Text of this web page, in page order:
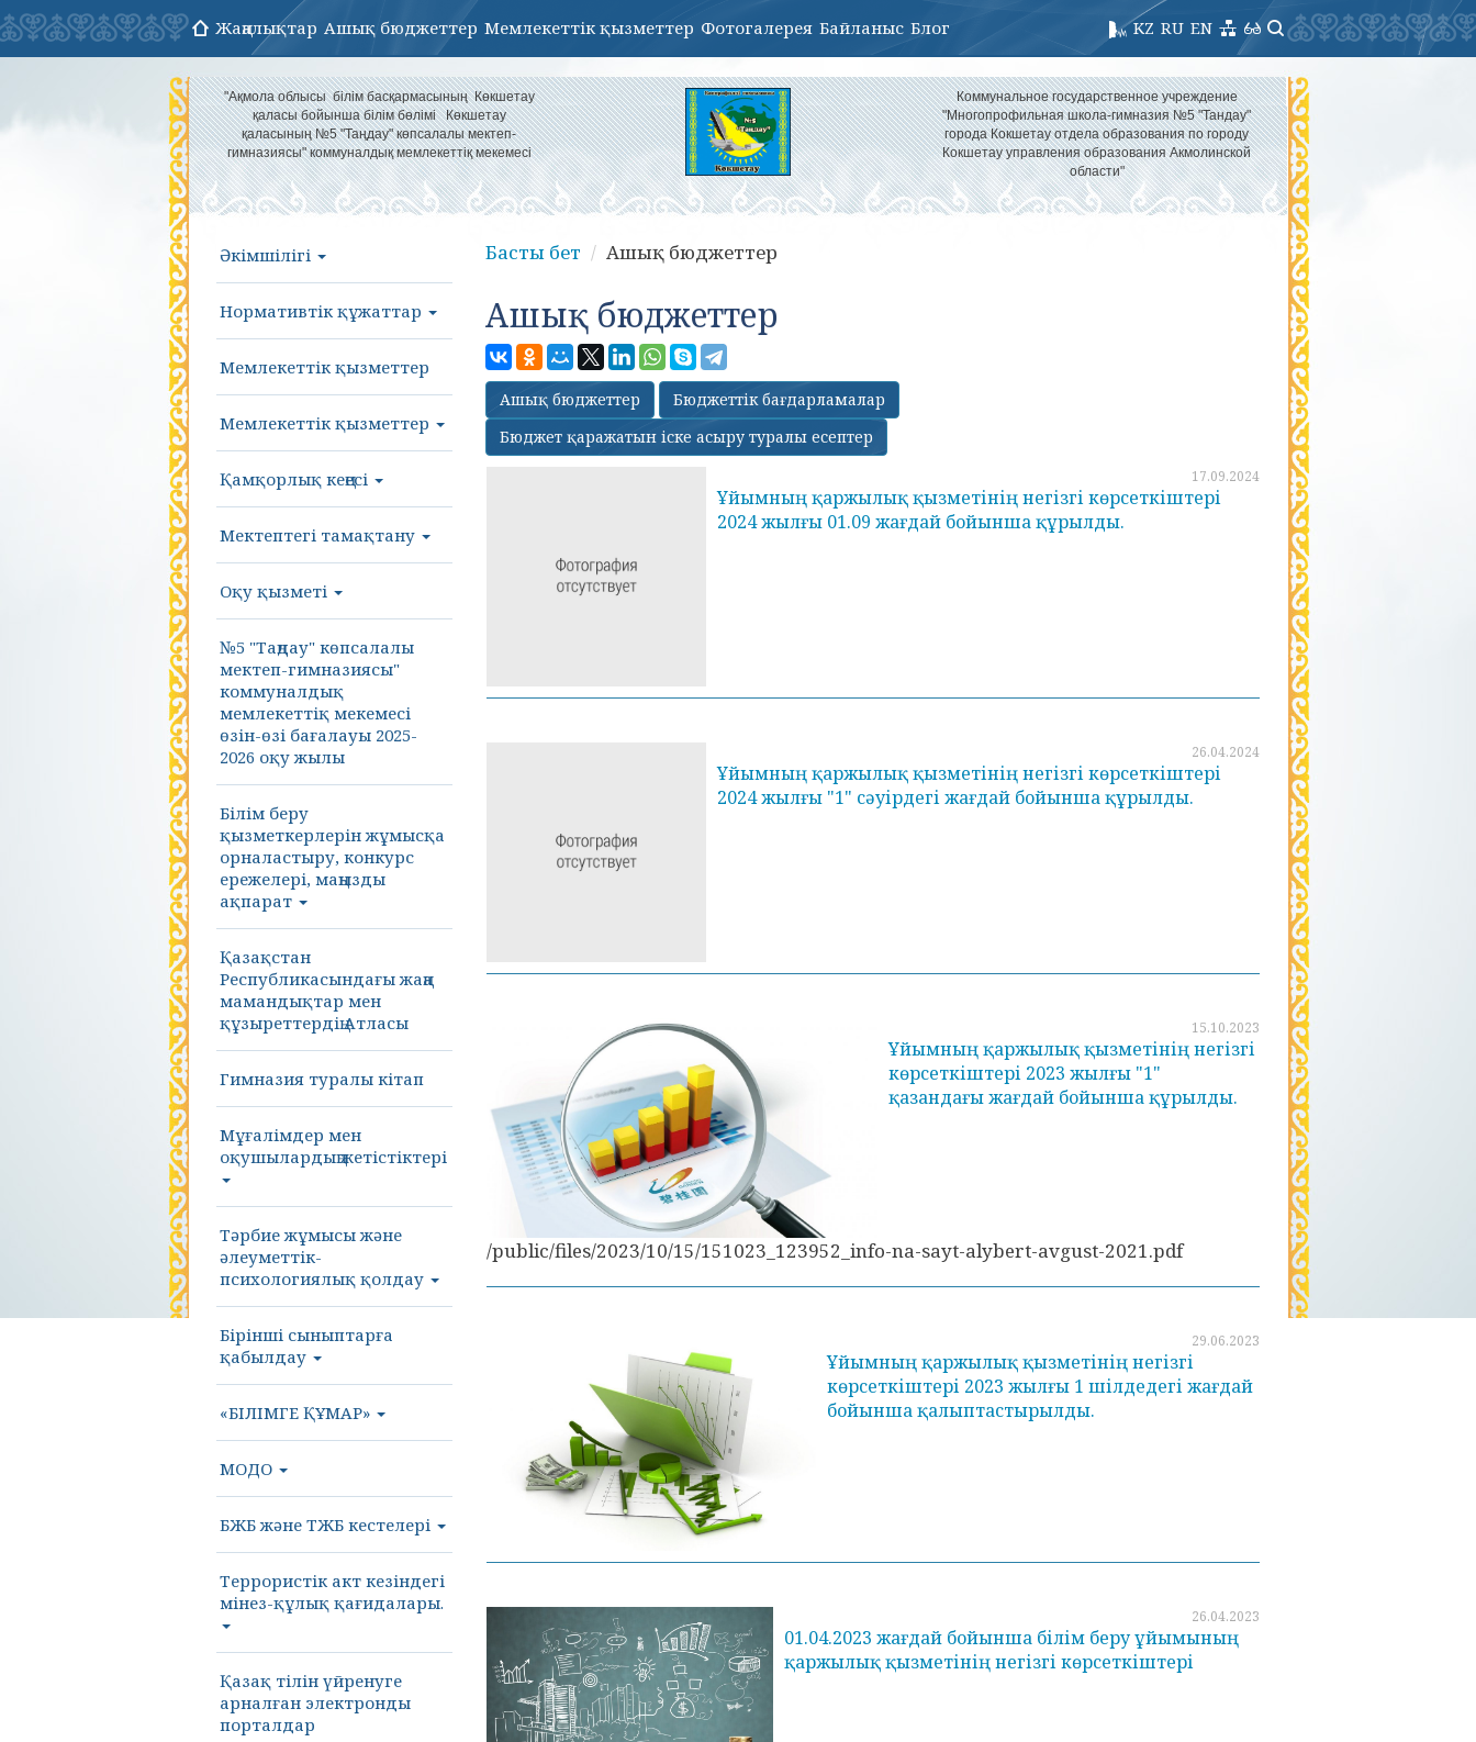
Жаңалықтар Ашық бюджеттер Мемлекеттік қызметтер Фотогалерея Байланыс Блог EN
RU
KZ
"Ақмола облысы білім басқармасының Көкшетау
қаласы бойынша білім бөлімі Көкшетау
қаласының №5 "Таңдау" көпсалалы мектеп-
гимназиясы" коммуналдық мемлекеттіқ мекемесі
Коммунальное государственное учреждение
"Многопрофильная школа-гимназия №5 "Тандау"
города Кокшетау отдела образования по городу
Кокшетау управления образования Акмолинской
области"
Әкімшілігі
Нормативтік құжаттар
Мемлекеттік қызметтер
Мемлекеттік қызметтер
Қамқорлық кеңесі
Мектептегі тамақтану
Оқу қызметі
№5 "Таңдау" көпсалалы
мектеп-гимназиясы"
коммуналдық
мемлекеттіқ мекемесі
өзін-өзі бағалауы 2025-
2026 оқу жылы
Білім беру
қызметкерлерін жұмысқа
орналастыру, конкурс
ережелері, маңызды
ақпарат
Қазақстан
Республикасындағы жаңа
мамандықтар мен
құзыреттердің Атласы
Гимназия туралы кітап
Мұғалімдер мен
оқушылардың жетістіктері
Тәрбие жұмысы және
әлеуметтік-
психологиялық қолдау
Бірінші сыныптарға
қабылдау
«БІЛІМГЕ ҚҰМАР»
МОДО
БЖБ және ТЖБ кестелері
Террористік акт кезіндегі
мінез-құлық қағидалары.
Қазақ тілін үйренуге
арналған электронды
порталдар
Басты бет Ашық бюджеттер
Ашық бюджеттер
Ашық бюджеттер
Бюджеттік бағдарламалар
Бюджет қаражатын іске асыру туралы есептер
17.09.2024
Ұйымның қаржылық қызметінің негізгі көрсеткіштері
2024 жылғы 01.09 жағдай бойынша құрылды.
26.04.2024
Ұйымның қаржылық қызметінің негізгі көрсеткіштері
2024 жылғы "1" сәуірдегі жағдай бойынша құрылды.
15.10.2023
Ұйымның қаржылық қызметінің негізгі
көрсеткіштері 2023 жылғы "1"
қазандағы жағдай бойынша құрылды.
/public/files/2023/10/15/151023_123952_info-na-sayt-alybert-avgust-2021.pdf
29.06.2023
Ұйымның қаржылық қызметінің негізгі
көрсеткіштері 2023 жылғы 1 шілдедегі жағдай
бойынша қалыптастырылды.
26.04.2023
01.04.2023 жағдай бойынша білім беру ұйымының
қаржылық қызметінің негізгі көрсеткіштері